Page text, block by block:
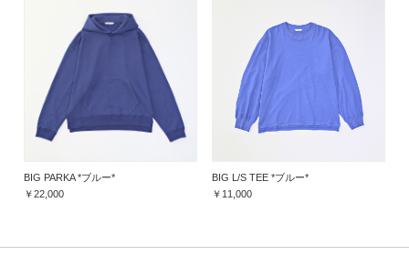
BIG PARKA *ブルー*
￥22,000
BIG L/S TEE *ブルー*
￥11,000